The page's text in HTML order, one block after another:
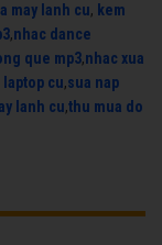
may lanh cu, kem
,nhac dance
que mp3,nhac xua
cu,sua nap
lanh cu,thu mua do